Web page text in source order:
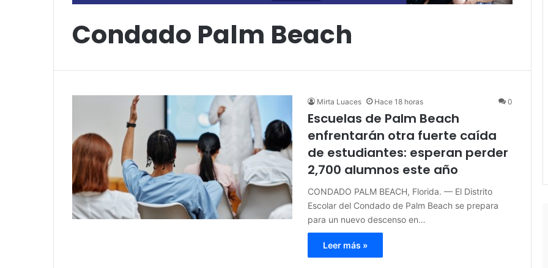
Condado Palm Beach
Mirta Luaces Hace 18 horas 0
Escuelas de Palm Beach
enfrentarán otra fuerte caída
de estudiantes: esperan perder
2,700 alumnos este año
CONDADO PALM BEACH, Florida. — El Distrito
Escolar del Condado de Palm Beach se prepara
para un nuevo descenso en…
Leer más »